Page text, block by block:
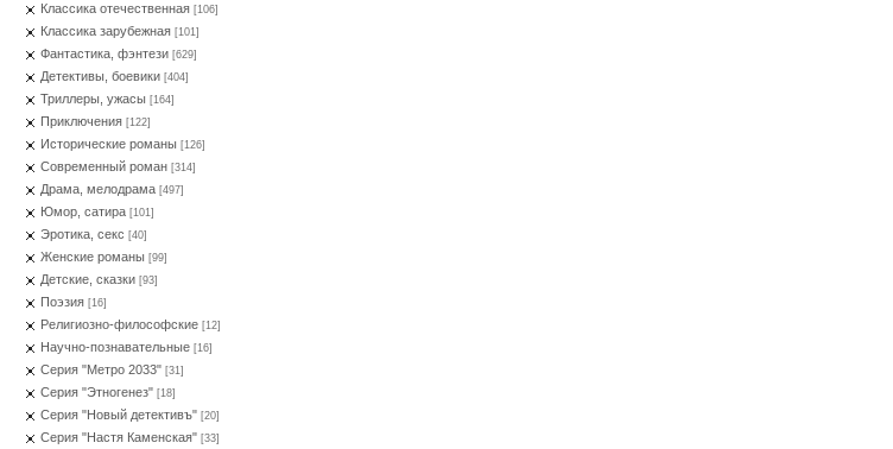
Классика отечественная [106]
Классика зарубежная [101]
Фантастика, фэнтези [629]
Детективы, боевики [404]
Триллеры, ужасы [164]
Приключения [122]
Исторические романы [126]
Современный роман [314]
Драма, мелодрама [497]
Юмор, сатира [101]
Эротика, секс [40]
Женские романы [99]
Детские, сказки [93]
Поэзия [16]
Религиозно-философские [12]
Научно-познавательные [16]
Серия "Метро 2033" [31]
Серия "Этногенез" [18]
Серия "Новый детективъ" [20]
Серия "Настя Каменская" [33]